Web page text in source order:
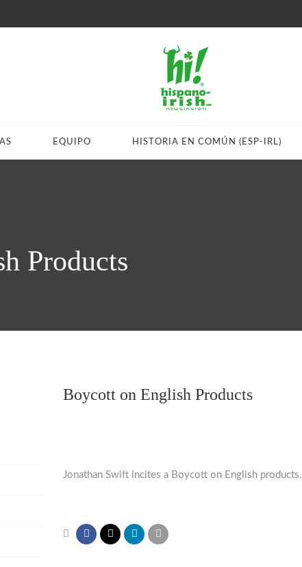
EQUIPO HISTORIA EN COMÚN (ESP-IRL)
Products
Boycott on English Products
Jonathan Swift incites a Boycott on English products.